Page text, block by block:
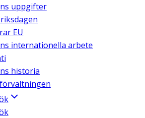
uppgifter
EU
internationella arbete
historia